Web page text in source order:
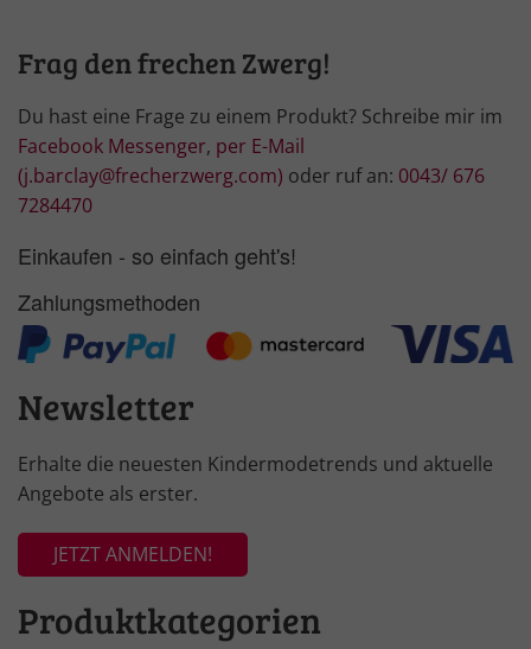
Frag den frechen Zwerg!
Du hast eine Frage zu einem Produkt? Schreibe mir im
Facebook Messenger, per E-Mail
(j.barclay@frecherzwerg.com) oder ruf an: 0043/ 676
7284470
Einkaufen - so einfach geht's!
Zahlungsmethoden
Newsletter
Erhalte die neuesten Kindermodetrends und aktuelle
Angebote als erster.
JETZT ANMELDEN!
Produktkategorien